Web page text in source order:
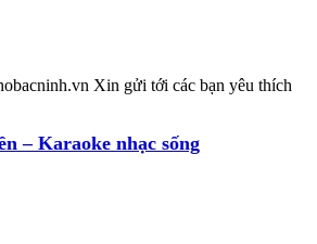
Xin gửi tới các bạn yêu thích
– Karaoke nhạc sống